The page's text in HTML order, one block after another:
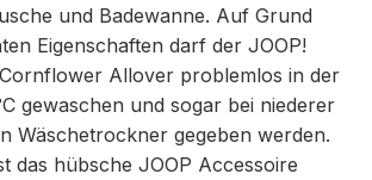
und Badewanne. Auf Grund
Eigenschaften darf der JOOP!
Allover problemlos in der
gewaschen und sogar bei niederer
Wäschetrockner gegeben werden.
das hübsche JOOP Accessoire